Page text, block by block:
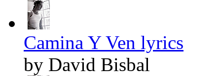
Camina Y Ven lyrics
by David Bisbal